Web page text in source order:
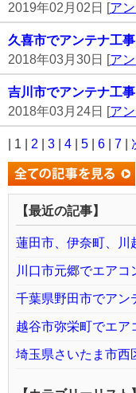
2019年02月02日 [ア
久喜市でアンテナ工
2018年03月30日 [ア
吉川市でアンテナ工
2018年03月24日 [ア
| 1 | 2 3 4 5 6 7
【最近の記事】
蓮田市、伊奈町、川
川口市元郷でエアコ
千葉県野田市でアン
越谷市弥栄町でエア
埼玉県さいたま市西